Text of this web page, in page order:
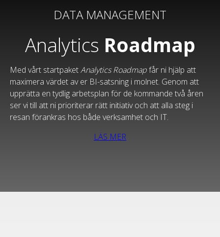
DATA MANAGEMENT
Analytics Roadmap
Med vårt startpaketAnalytics Roadmapfår ni hjälp att
maximera värdet av er BI-satsning i molnet. Genom att
upprätta en tydlig arbetsplan för de kommande två åren
ser vi till att ni prioriterar rätt initiativ och att alla steg i
resan förankras hos både verksamhet och IT.
LÄS MER